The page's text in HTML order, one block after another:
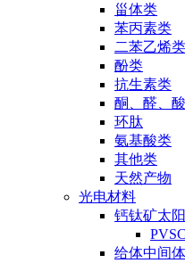
甾体类
苯丙素类
二苯乙烯类
酚类
抗生素类
酮、醛、酸
环肽
氨基酸类
其他类
天然产物
光电材料
钙钛矿太
给体中间